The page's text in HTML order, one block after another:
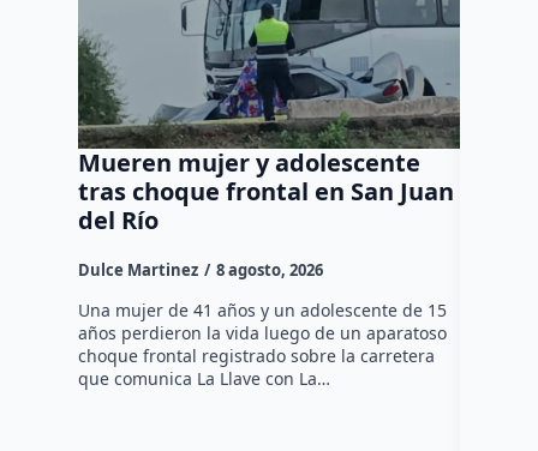
Mueren mujer y adolescente
tras choque frontal en San Juan
del Río
Dulce Martinez 8 agosto, 2026
Una mujer de 41 años y un adolescente de 15
años perdieron la vida luego de un aparatoso
choque frontal registrado sobre la carretera
que comunica La Llave con La…